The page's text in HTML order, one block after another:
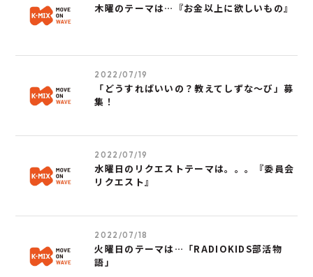
木曜のテーマは…『お金以上に欲しいもの』
2022/07/19
「どうすればいいの？教えてしずな〜び」募
集！
2022/07/19
水曜日のリクエストテーマは。。。『委員会
リクエスト』
2022/07/18
火曜日のテーマは…「RADIOKIDS部活物
語」